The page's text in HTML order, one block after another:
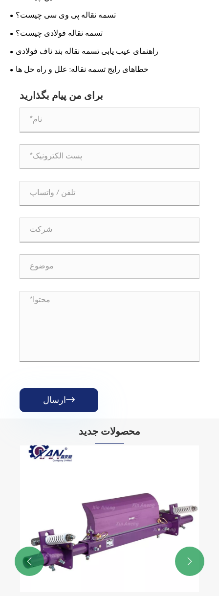
تسمه نقاله پی وی سی چیست؟
تسمه نقاله فولادی چیست؟
راهنمای عیب یابی تسمه نقاله بند ناف فولادی
خطاهای رایج تسمه نقاله: علل و راه حل ها
برای من پیام بگذارید
ارسال
محصولات جدید
 